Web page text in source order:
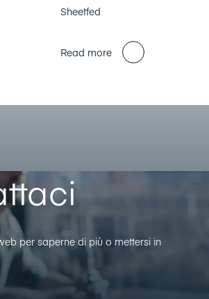
Sheetfed
Read more
per saperne di più o mettersi in